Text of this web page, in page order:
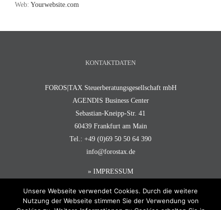
Web: Yourwebsite.com
KONTAKTDATEN
FOROS|TAX Steuerberatungsgesellschaft mbH
AGENDIS Business Center
Sebastian-Kneipp-Str. 41
60439 Frankfurt am Main
Tel.: +49 (0)69 50 50 64 390
info@forostax.de
» IMPRESSUM
Unsere Webseite verwendet Cookies. Durch die weitere
Nutzung der Webseite stimmen Sie der Verwendung von